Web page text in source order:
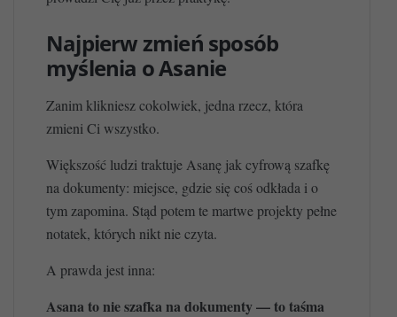
Najpierw zmień sposób
myślenia o Asanie
Zanim klikniesz cokolwiek, jedna rzecz, która
zmieni Ci wszystko.
Większość ludzi traktuje Asanę jak cyfrową szafkę
na dokumenty: miejsce, gdzie się coś odkłada i o
tym zapomina. Stąd potem te martwe projekty pełne
notatek, których nikt nie czyta.
A prawda jest inna:
Asana to nie szafka na dokumenty — to taśma